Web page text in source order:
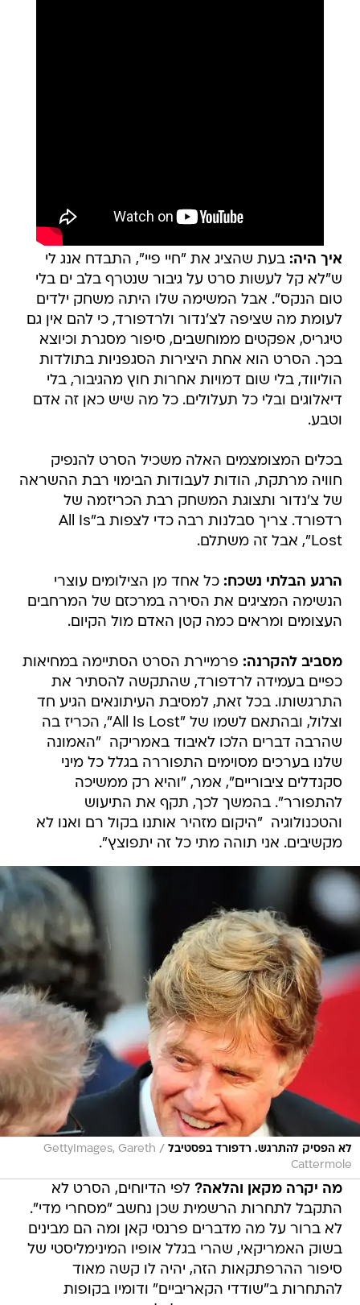
איך היה: בעת שהציג את "חיי פיי", התבדח אנג לי
ש"לא קל לעשות סרט על גיבור שנטרף בלב ים בלי
טום הנקס". אבל המשימה שלו היתה משחק ילדים
לעומת מה שציפה לצ'נדור ולרדפורד, כי להם אין גם
טיגריס, אפקטים ממוחשבים, סיפור מסגרת וכיוצא
בכך. הסרט הוא אחת היצירות הסגפניות בתולדות
הוליווד, בלי שום דמויות אחרות חוץ מהגיבור, בלי
דיאלוגים ובלי כל תעלולים. כל מה שיש כאן זה אדם
וטבע.
בכלים המצומצמים האלה משכיל הסרט להנפיק
חוויה מרתקת, הודות לעבודות הבימוי רבת ההשראה
של צ'נדור ותצוגת המשחק רבת הכריזמה של
רדפורד. צריך סבלנות רבה כדי לצפות ב"All Is
Lost", אבל זה משתלם.
הרגע הבלתי נשכח: כל אחד מן הצילומים עוצרי
הנשימה המציגים את הסירה במרכזם של המרחבים
העצומים ומראים כמה קטן האדם מול הקיום.
מסביב להקרנה: פרמיירת הסרט הסתיימה במחיאות
כפיים בעמידה לרדפורד, שהתקשה להסתיר את
התרגשותו. בכל זאת, למסיבת העיתונאים הגיע חד
וצלול, ובהתאם לשמו של "All Is Lost", הכריז בה
שהרבה דברים הלכו לאיבוד באמריקה  "האמונה
שלנו בערכים מסוימים התפוררה בגלל כל מיני
סקנדלים ציבוריים", אמר, "והיא רק ממשיכה
להתפורר". בהמשך לכך, תקף את התיעוש
והטכנולוגיה  "היקום מזהיר אותנו בקול רם ואנו לא
מקשיבים. אני תוהה מתי כל זה יתפוצץ".
לא הפסיק להתרגש. רדפורד בפסטיבל /
GettyImages, Gareth
Cattermole
מה יקרה מקאן והלאה? לפי הדיוחים, הסרט לא
התקבל לתחרות הרשמית שכן נחשב "מסחרי מדי".
לא ברור על מה מדברים פרנסי קאן ומה הם מבינים
בשוק האמריקאי, שהרי בגלל אופיו המינימליסטי של
סיפור ההרפתקאות הזה, יהיה לו קשה מאוד
להתחרות ב"שודדי הקאריביים" ודומיו בקופות